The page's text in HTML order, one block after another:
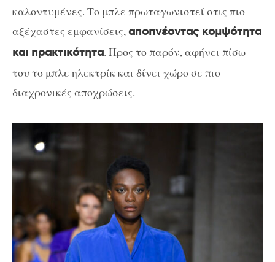
καλοντυμένες. Το μπλε πρωταγωνιστεί στις πιο
αξέχαστες εμφανίσεις, αποπνέοντας κομψότητα
και πρακτικότητα. Προς το παρόν, αφήνει πίσω
του το μπλε ηλεκτρίκ και δίνει χώρο σε πιο
διαχρονικές αποχρώσεις.